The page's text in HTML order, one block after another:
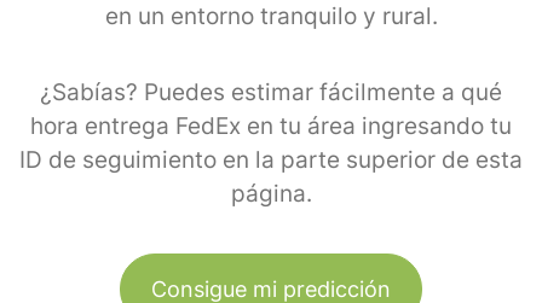
en un entorno tranquilo y rural.
¿Sabías? Puedes estimar fácilmente a qué
hora entrega FedEx en tu área ingresando tu
ID de seguimiento en la parte superior de esta
página.
Consigue mi predicción